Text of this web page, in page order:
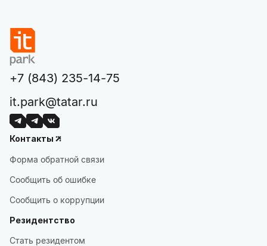
+7 (843) 235-14-75
it.park@tatar.ru
Контакты
Форма обратной связи
Сообщить об ошибке
Сообщить о коррупции
Резидентство
Стать резидентом